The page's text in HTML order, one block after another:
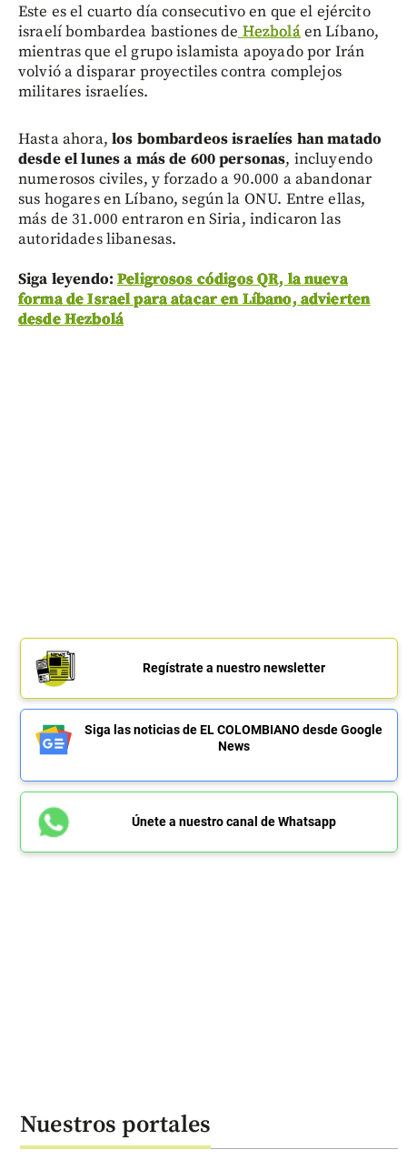
Este es el cuarto día consecutivo en que el ejército
israelí bombardea bastiones de Hezboláen Líbano,
mientras que el grupo islamista apoyado por Irán
volvió a disparar proyectiles contra complejos
militares israelíes.
Hasta ahora, los bombardeos israelíes han matado
desde el lunes a más de 600 personas, incluyendo
numerosos civiles, y forzado a 90.000 a abandonar
sus hogares en Líbano, según la ONU. Entre ellas,
más de 31.000 entraron en Siria, indicaron las
autoridades libanesas.
Siga leyendo:Peligrosos códigos QR, la nueva
forma de Israel para atacar en Líbano, advierten
desde Hezbolá
Regístrate a nuestro newsletter
Siga las noticias de EL COLOMBIANO desde Google
News
Únete a nuestro canal de Whatsapp
Nuestros portales